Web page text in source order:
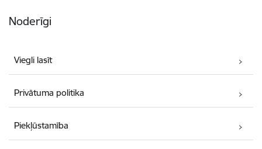
Noderīgi
Viegli lasīt
Privātuma politika
Piekļūstamība